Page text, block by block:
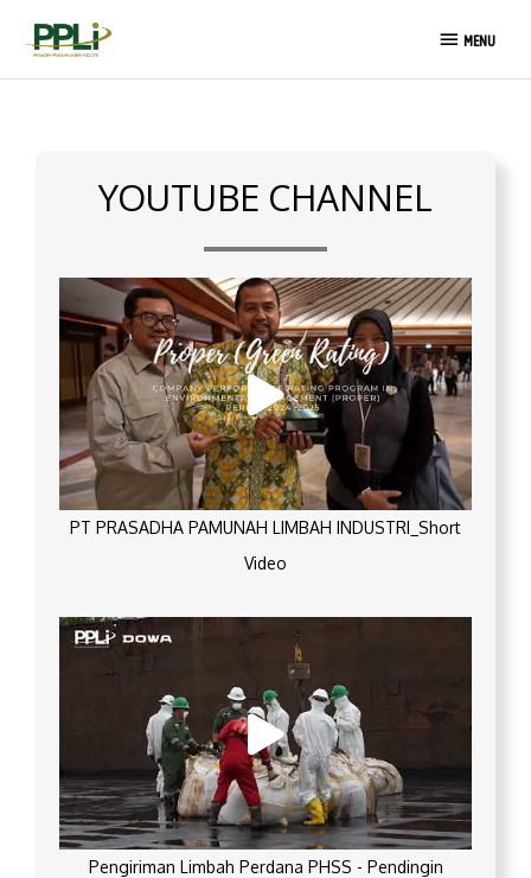
MENU
MENU
YOUTUBE CHANNEL
PT PRASADHA PAMUNAH LIMBAH INDUSTRI_Short
Video
Pengiriman Limbah Perdana PHSS - Pendingin